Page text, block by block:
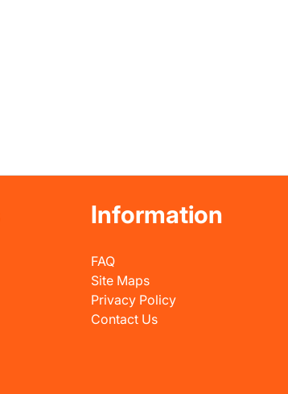
Information
FAQ
Site Maps
Privacy Policy
Contact Us